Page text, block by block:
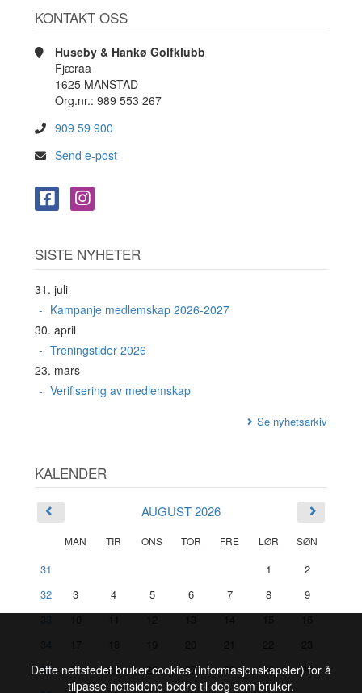
KONTAKT OSS
Huseby & Hankø Golfklubb
Fjæraa
1625 MANSTAD
Org.nr.: 989 553 267
909 59 900
Send e-post
SISTE NYHETER
31. juli
Kampanje medlemskap 2026-2027
30. april
Treningstider 2026
23. mars
Verifisering av medlemskap
Se nyhetsarkiv
KALENDER
AUGUST 2026
MAN TIR ONS TOR FRE LØR SØN
31 1
2
32
3 4 5 6 7 8
9
35
24 25 26 27 28 29
30
Dette nettstedet bruker cookies (informasjonskapsler) for å
tilpasse nettsidene bedre til deg som bruker.